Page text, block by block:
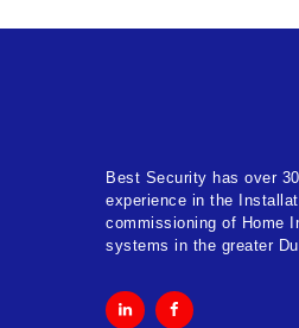
Best Security has over
experience in the
commissioning of Home
systems in the greater